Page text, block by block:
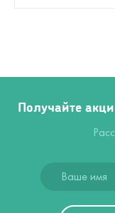
Получайте